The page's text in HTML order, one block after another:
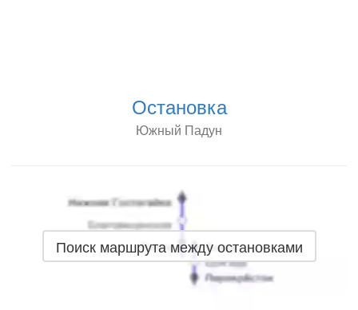
Остановка
Южный Падун
Поиск маршрута между остановками